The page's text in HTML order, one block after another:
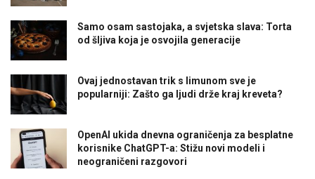
Samo osam sastojaka, a svjetska slava: Torta
od šljiva koja je osvojila generacije
Ovaj jednostavan trik s limunom sve je
popularniji: Zašto ga ljudi drže kraj kreveta?
OpenAI ukida dnevna ograničenja za besplatne
korisnike ChatGPT-a: Stižu novi modeli i
neograničeni razgovori